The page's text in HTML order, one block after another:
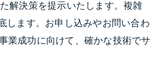
解決策を提示いたします。複雑
します。お申し込みやお問い合わ
業成功に向けて、確かな技術でサ